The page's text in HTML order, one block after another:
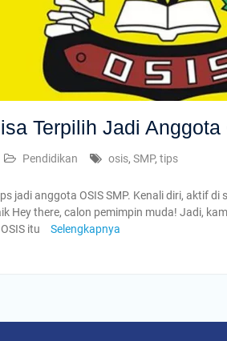
Terpilih Jadi Anggota
Pendidikan osis, SMP, tips
jadi anggota OSIS SMP. Kenali diri, aktif
Hey there, calon pemimpin muda! Jadi,
itu
Selengkapnya